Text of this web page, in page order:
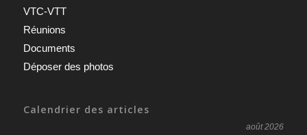
VTC-VTT
Réunions
Documents
Déposer des photos
Calendrier des articles
août 2026